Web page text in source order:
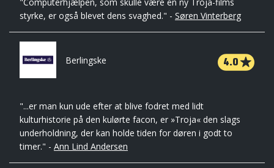
styrke, er også blevet dens svaghed." - Søren Vinterberg
Berlingske 4.0
"...er man kun ude efter at blive fodret med lidt
kulturhistorie på den kulørte facon, er »Troja« den slags
underholdning, der kan holde tiden for døren i godt to
timer." - Ann Lind Andersen